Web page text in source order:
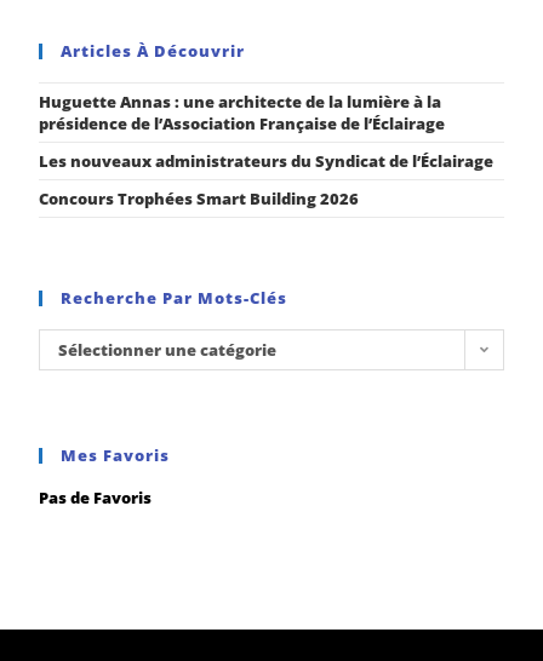
Articles À Découvrir
Huguette Annas : une architecte de la lumière à la
présidence de l’Association Française de l’Éclairage
Les nouveaux administrateurs du Syndicat de l’Éclairage
Concours Trophées Smart Building 2026
Recherche Par Mots-Clés
Sélectionner une catégorie
Mes Favoris
Pas de Favoris